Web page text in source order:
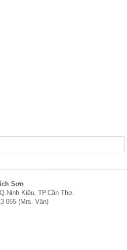
Sơn
Kiều, TP.Cần Thơ.
055 (Mrs. Vân)